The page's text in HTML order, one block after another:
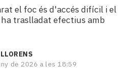
el foc és d'accés difícil i el
traslladat efectius amb
de 2026 a les 18:59